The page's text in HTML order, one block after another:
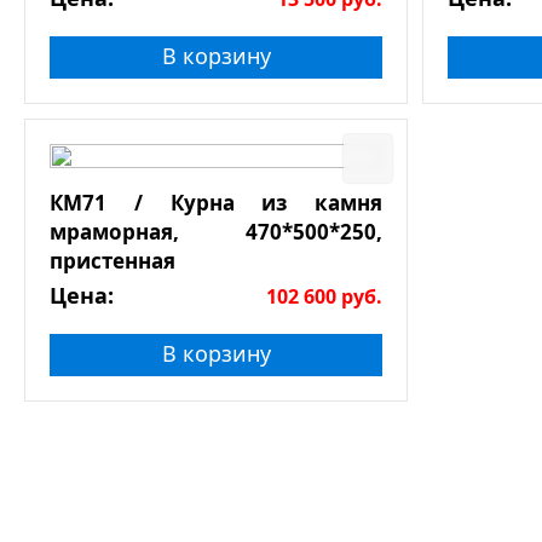
В корзину
КМ71 / Курна из камня
мраморная, 470*500*250,
пристенная
Цена: 102 600 руб.
В корзину